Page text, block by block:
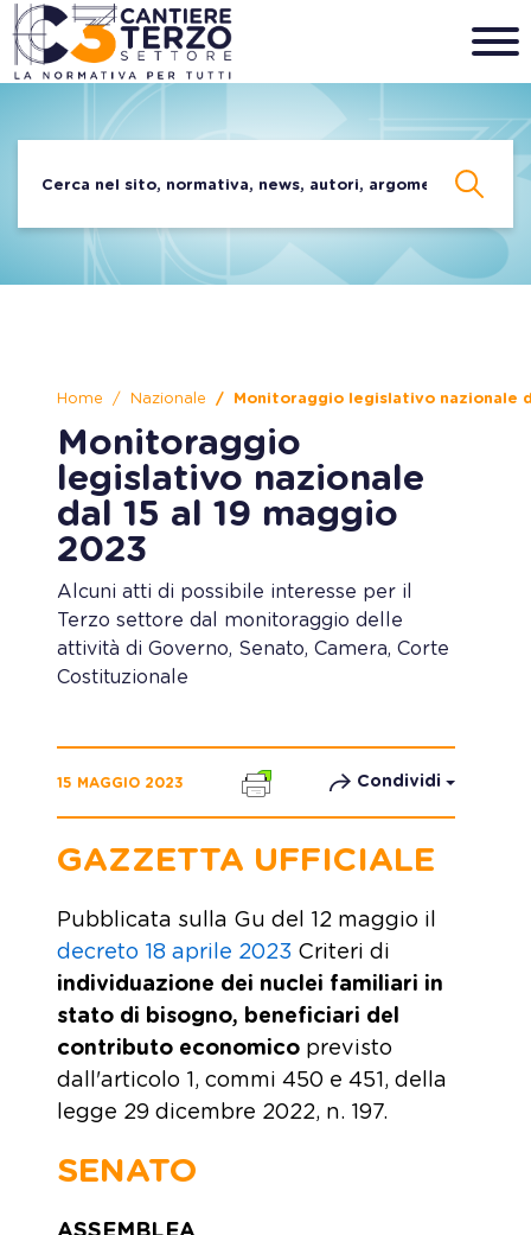
Home Nazionale Monitoraggio legislativo nazionale
Monitoraggio
legislativo nazionale
dal 15 al 19 maggio
2023
Alcuni atti di possibile interesse per il
Terzo settore dal monitoraggio delle
attività di Governo, Senato, Camera, Corte
Costituzionale
15 MAGGIO 2023 Condividi
GAZZETTA UFFICIALE
Pubblicata sulla Gu del 12 maggio il
decreto 18 aprile 2023 Criteri di
individuazione dei nuclei familiari in
stato di bisogno, beneficiari del
contributo economico previsto
dall'articolo 1, commi 450 e 451, della
legge 29 dicembre 2022, n. 197.
SENATO